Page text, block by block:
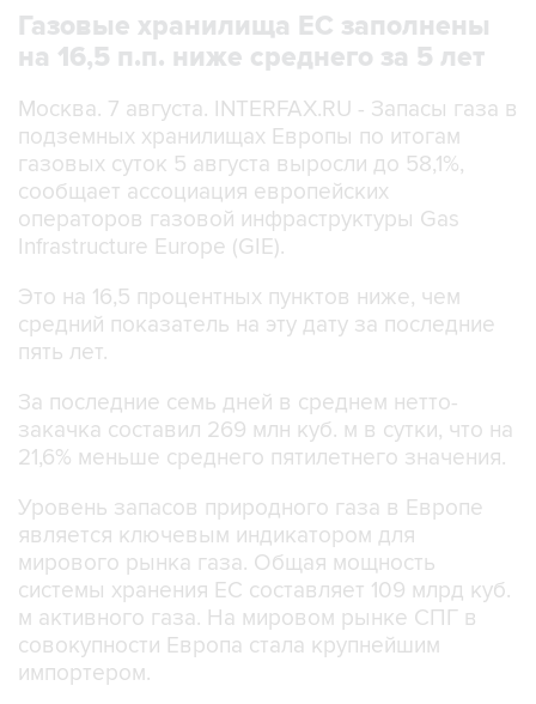
Газовые хранилища ЕС заполнены
на 16,5 п.п. ниже среднего за 5 лет
Москва. 7 августа. INTERFAX.RU - Запасы газа в
подземных хранилищах Европы по итогам
газовых суток 5 августа выросли до 58,1%,
сообщает ассоциация европейских
операторов газовой инфраструктуры Gas
Infrastructure Europe (GIE).
Это на 16,5 процентных пунктов ниже, чем
средний показатель на эту дату за последние
пять лет.
За последние семь дней в среднем нетто-
закачка составил 269 млн куб. м в сутки, что на
21,6% меньше среднего пятилетнего значения.
Уровень запасов природного газа в Европе
является ключевым индикатором для
мирового рынка газа. Общая мощность
системы хранения ЕС составляет 109 млрд куб.
м активного газа. На мировом рынке СПГ в
совокупности Европа стала крупнейшим
импортером.